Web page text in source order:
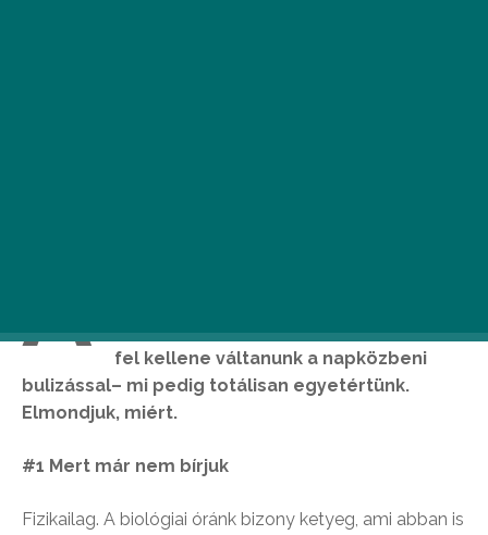
A
hajnalba nyúló kimenőket kollektíven
fel kellene váltanunk a napközbeni
bulizással– mi pedig totálisan egyetértünk.
Elmondjuk, miért.
#1 Mert már nem bírjuk
Fizikailag. A biológiai óránk bizony ketyeg, ami abban is